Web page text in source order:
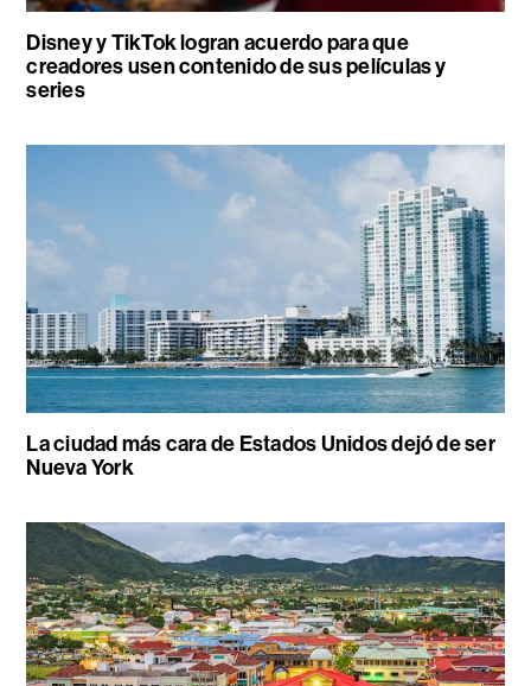
Disney y TikTok logran acuerdo para que
creadores usen contenido de sus películas y
series
La ciudad más cara de Estados Unidos dejó de ser
Nueva York